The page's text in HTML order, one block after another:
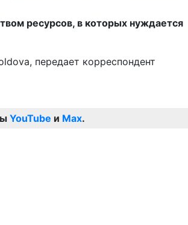
ресурсов, в которых нуждается
передает корреспондент
YouTube и Max.